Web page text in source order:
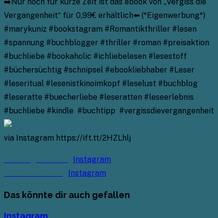
Vergangenheit“ für 0,99€ erhältlich⬅️ (*Eigenwerbung*)
#marykuniz #bookstagram #Romantikthriller #lesen
#spannung #buchblogger #thriller #roman #preisaktion
#buchliebe #bookaholic #ichliebelesen #lesestoff
#büchersüchtig #schnipsel #ebookliebhaber #Leser
#leseritual #lesenistkinoimkopf #leselust #buchblog
#leseratte #buecherliebe #leseratten #leseerlebnis
#buchliebe #kindle #buchtipp #vergissdievergangenheit
via Instagram https://ift.tt/2HZLhlj
Instagram
Instagram
Das könnte dir auch gefallen
Instagram